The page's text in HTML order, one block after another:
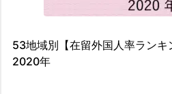
53地域別【在留外国人率ラン
2020年